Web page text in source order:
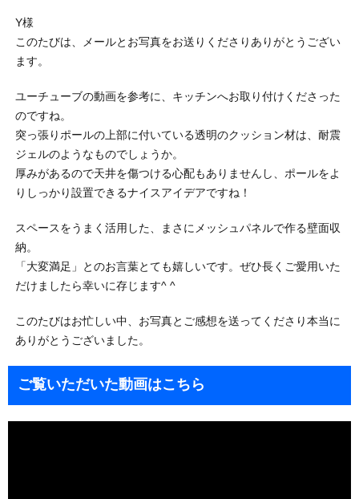
Y様
このたびは、メールとお写真をお送りくださりありがとうござい
ます。
ユーチューブの動画を参考に、キッチンへお取り付けくださった
のですね。
突っ張りポールの上部に付いている透明のクッション材は、耐震
ジェルのようなものでしょうか。
厚みがあるので天井を傷つける心配もありませんし、ポールをよ
りしっかり設置できるナイスアイデアですね！
スペースをうまく活用した、まさにメッシュパネルで作る壁面収
納。
「大変満足」とのお言葉とても嬉しいです。ぜひ長くご愛用いた
だけましたら幸いに存じます^ ^
このたびはお忙しい中、お写真とご感想を送ってくださり本当に
ありがとうございました。
ご覧いただいた動画はこちら